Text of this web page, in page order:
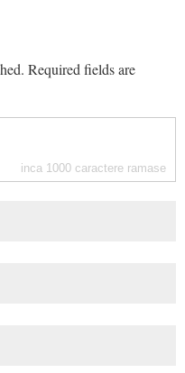
Required fields are
inca 1000 caractere ramase